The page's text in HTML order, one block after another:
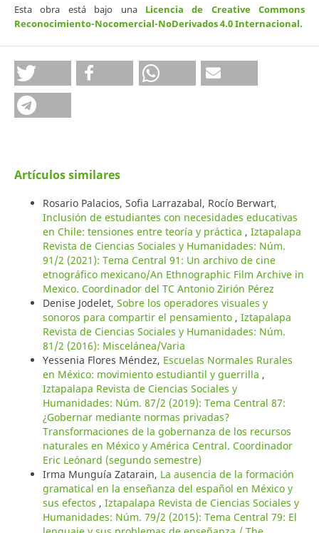
Esta obra está bajo una Licencia de Creative Commons
Reconocimiento-Nocomercial-NoDerivados 4.0 Internacional.
Artículos similares
Rosario Palacios, Sofia Larrazabal, Rocío Berwart,
Inclusión de estudiantes con necesidades educativas
en Chile: tensiones entre teoría y práctica , Iztapalapa
Revista de Ciencias Sociales y Humanidades: Núm.
91/2 (2021): Tema Central 91: Un archivo de cine
etnográfico mexicano/An Ethnographic Film Archive in
Mexico. Coordinador del TC Antonio Zirión Pérez
Denise Jodelet, Sobre los operadores visuales y
sonoros para compartir el pensamiento , Iztapalapa
Revista de Ciencias Sociales y Humanidades: Núm.
81/2 (2016): Miscelánea/Varia
Yessenia Flores Méndez, Escuelas Normales Rurales
en México: movimiento estudiantil y guerrilla ,
Iztapalapa Revista de Ciencias Sociales y
Humanidades: Núm. 87/2 (2019): Tema Central 87:
¿Gobernar mediante normas privadas?
Transformaciones de la gobernanza de los recursos
naturales en México y América Central. Coordinador
Eric Leónard (segundo semestre)
Irma Munguía Zatarain, La ausencia de la formación
gramatical en la enseñanza del español en México y
sus efectos , Iztapalapa Revista de Ciencias Sociales y
Humanidades: Núm. 79/2 (2015): Tema Central 79: El